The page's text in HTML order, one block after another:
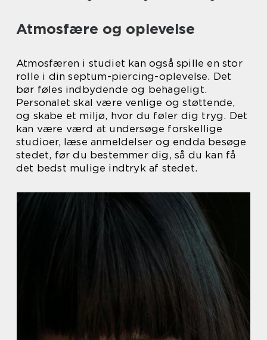
Atmosfære og oplevelse
Atmosfæren i studiet kan også spille en stor
rolle i din septum-piercing-oplevelse. Det
bør føles indbydende og behageligt.
Personalet skal være venlige og støttende,
og skabe et miljø, hvor du føler dig tryg. Det
kan være værd at undersøge forskellige
studioer, læse anmeldelser og endda besøge
stedet, før du bestemmer dig, så du kan få
det bedst mulige indtryk af stedet.